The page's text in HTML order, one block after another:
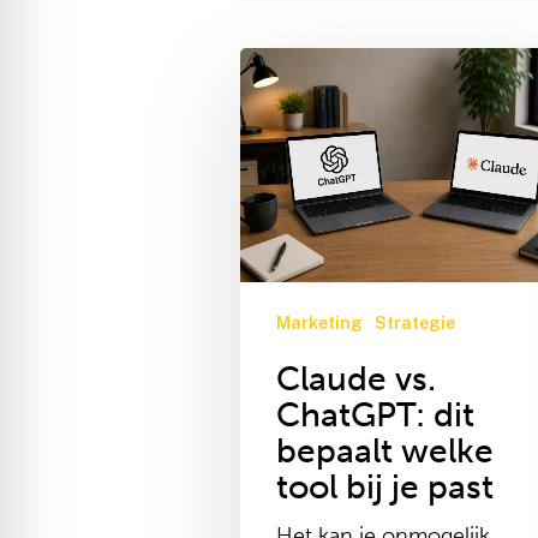
Video
Claude
vs.
ChatGPT:
dit
bepaalt
welke
tool
bij
Marketing Strategie
Claude vs.
ChatGPT: dit
bepaalt welke
tool bij je past